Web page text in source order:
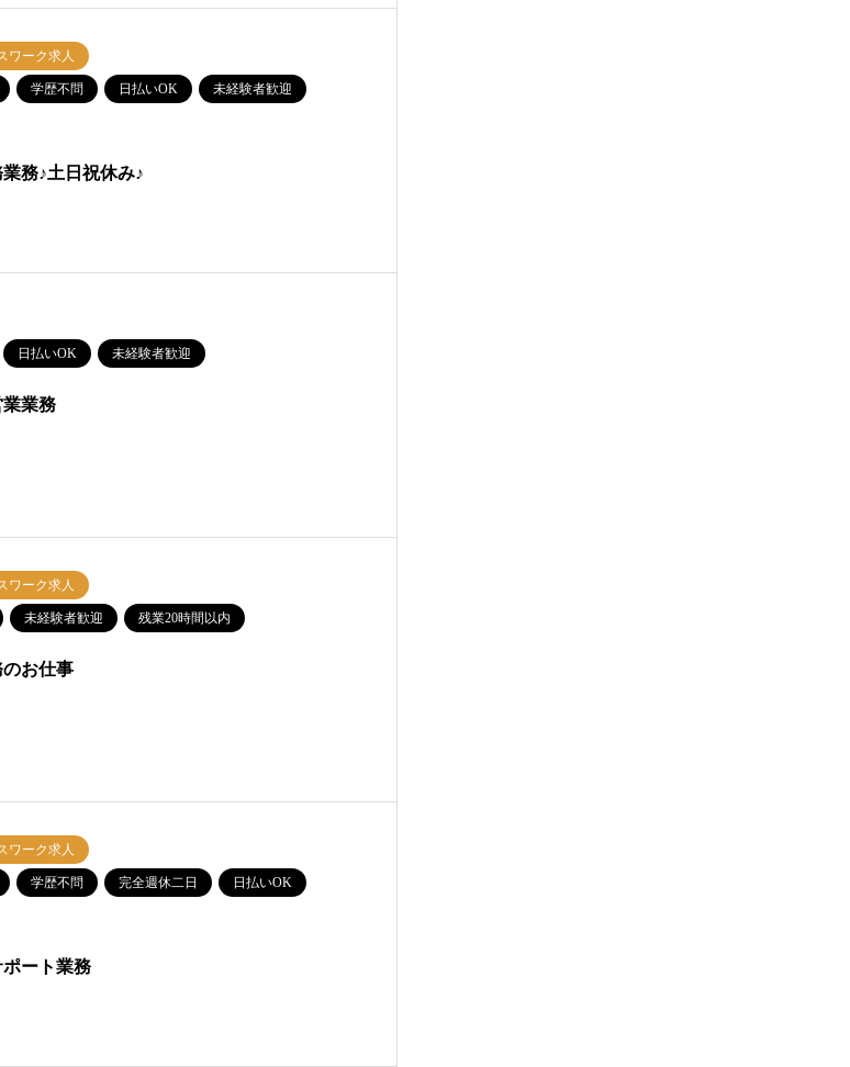
ワーク求人
学歴不問 日払いOK 未経験者歓迎
務♪土日祝休み♪
日払いOK 未経験者歓迎
業務
ワーク求人
未経験者歓迎 残業20時間以内
お仕事
ワーク求人
学歴不問 完全週休二日 日払いOK
ート業務